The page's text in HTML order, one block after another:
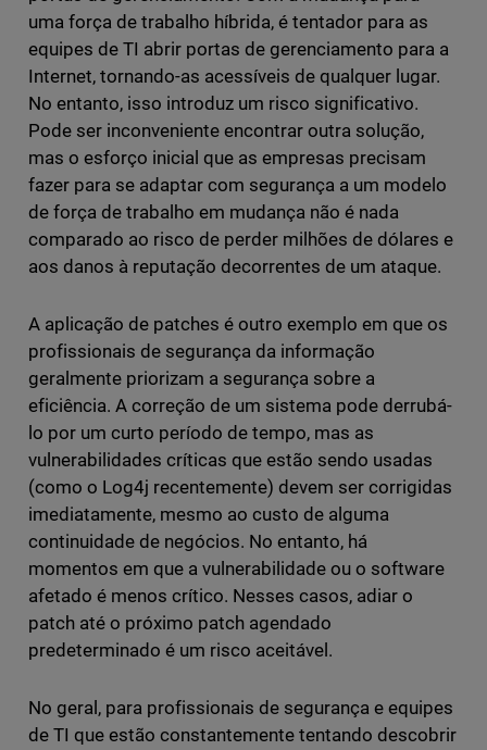
uma força de trabalho híbrida, é tentador para as
equipes de TI abrir portas de gerenciamento para a
Internet, tornando-as acessíveis de qualquer lugar.
No entanto, isso introduz um risco significativo.
Pode ser inconveniente encontrar outra solução,
mas o esforço inicial que as empresas precisam
fazer para se adaptar com segurança a um modelo
de força de trabalho em mudança não é nada
comparado ao risco de perder milhões de dólares e
aos danos à reputação decorrentes de um ataque.
A aplicação de patches é outro exemplo em que os
profissionais de segurança da informação
geralmente priorizam a segurança sobre a
eficiência. A correção de um sistema pode derrubá-
lo por um curto período de tempo, mas as
vulnerabilidades críticas que estão sendo usadas
(como o Log4j recentemente) devem ser corrigidas
imediatamente, mesmo ao custo de alguma
continuidade de negócios. No entanto, há
momentos em que a vulnerabilidade ou o software
afetado é menos crítico. Nesses casos, adiar o
patch até o próximo patch agendado
predeterminado é um risco aceitável.
No geral, para profissionais de segurança e equipes
de TI que estão constantemente tentando descobrir